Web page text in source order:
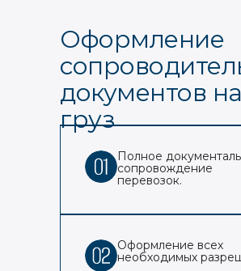
Оформление
документов на
груз
Полное
сопровождение
перевозок.
Оформление всех
необходимых